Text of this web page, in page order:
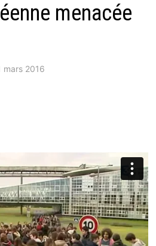
menacée
mars 2016